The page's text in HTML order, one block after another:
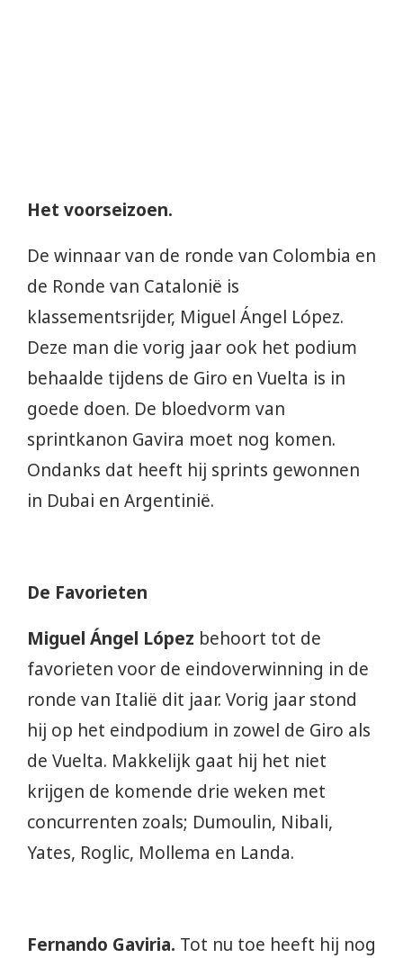
Het voorseizoen.
De winnaar van de ronde van Colombia en
de Ronde van Catalonië is
klassementsrijder, Miguel Ángel López.
Deze man die vorig jaar ook het podium
behaalde tijdens de Giro en Vuelta is in
goede doen. De bloedvorm van
sprintkanon Gavira moet nog komen.
Ondanks dat heeft hij sprints gewonnen
in Dubai en Argentinië.
De Favorieten
Miguel Ángel López behoort tot de
favorieten voor de eindoverwinning in de
ronde van Italië dit jaar. Vorig jaar stond
hij op het eindpodium in zowel de Giro als
de Vuelta. Makkelijk gaat hij het niet
krijgen de komende drie weken met
concurrenten zoals; Dumoulin, Nibali,
Yates, Roglic, Mollema en Landa.
Fernando Gaviria. Tot nu toe heeft hij nog